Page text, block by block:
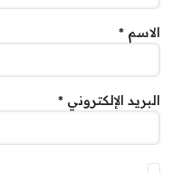
الاسم *
البريد الإلكتروني *